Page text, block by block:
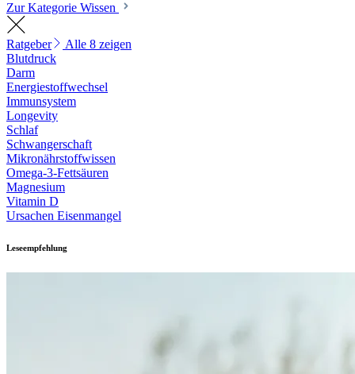
Zur Kategorie Wissen
Ratgeber
Alle 8 zeigen
Blutdruck
Darm
Energiestoffwechsel
Immunsystem
Longevity
Schlaf
Schwangerschaft
Mikronährstoffwissen
Omega-3-Fettsäuren
Magnesium
Vitamin D
Ursachen Eisenmangel
Leseempfehlung